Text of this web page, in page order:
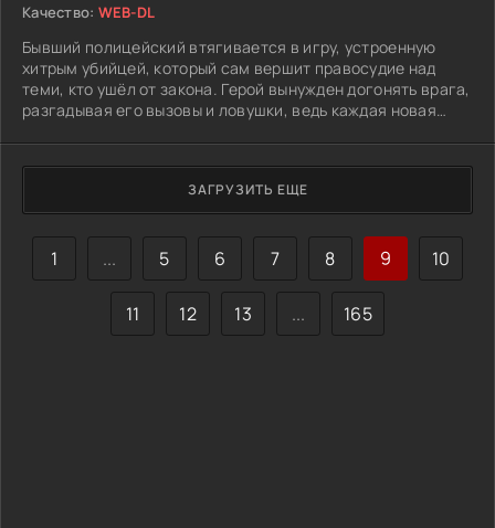
Качество: WEB-DL
Бывший полицейский втягивается в игру, устроенную
хитрым убийцей, который сам вершит правосудие над
теми, кто ушёл от закона. Герой вынужден догонять врага,
разгадывая его вызовы и ловушки, ведь каждая новая
Убийца выставляет задачи: доказать, что преступления,
оставшиеся без наказания, не забыты. По мере
продвижения герой сталкивается не просто с
преступлениями, но с собственными сомнениями и
страхами. Что важнее - найти убийцу или понять, почему
он считает свою месть справедливой?
ЗАГРУЗИТЬ ЕЩЕ
1 ... 5 6 7 8 9 10
11 12 13 ... 165